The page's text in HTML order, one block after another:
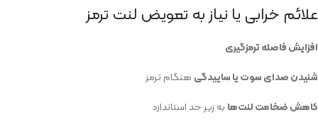
علائم خرابی یا نیاز به تعویض لنت ترمز
افزایش فاصله ترمزگیری
شنیدن صدای سوت یا ساییدگی هنگام ترمز
کاهش ضخامت لنت‌ها به زیر حد استاندارد